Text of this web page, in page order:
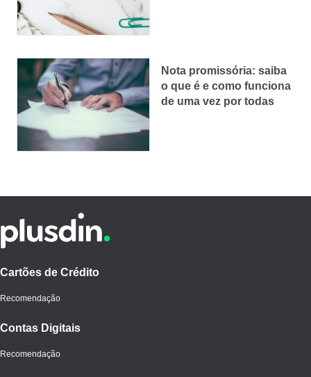
Nota promissória: saiba
o que é e como funciona
de uma vez por todas
Cartões de Crédito
Recomendação
Contas Digitais
Recomendação